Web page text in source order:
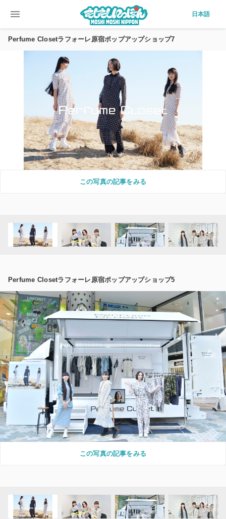
menu 日本語
Perfume Closetラフォーレ原宿ポップアップショップ7
この写真の記事をみる
Perfume Closetラフォーレ原宿ポップアップショップ5
この写真の記事をみる